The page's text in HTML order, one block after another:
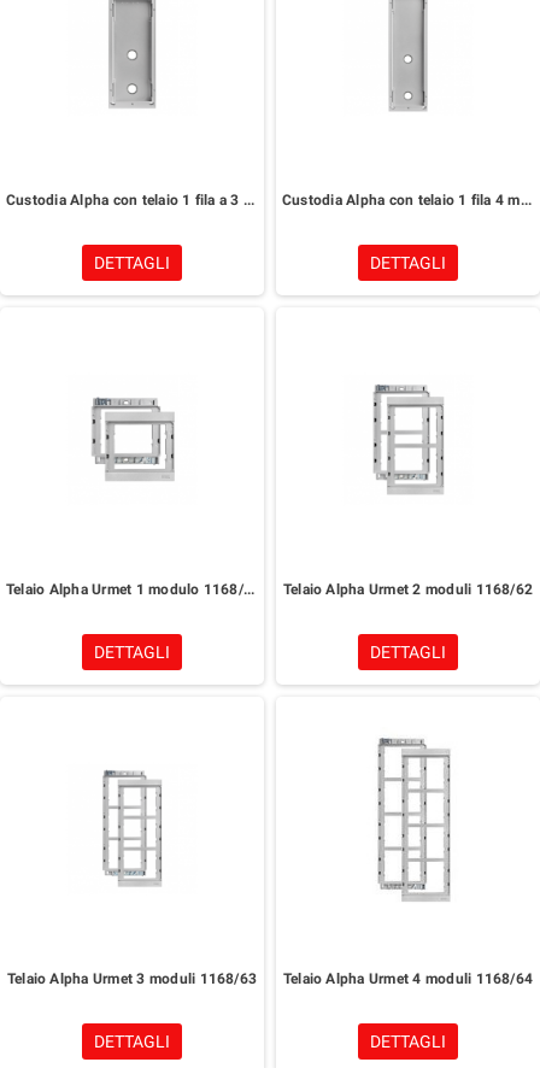
Custodia Alpha con telaio 1 fila a 3 moduli Urmet 1168/313
DETTAGLI
Custodia Alpha con telaio 1 fila 4 moduli Urmet 1168/314
DETTAGLI
Telaio Alpha Urmet 1 modulo 1168/61
DETTAGLI
Telaio Alpha Urmet 2 moduli 1168/62
DETTAGLI
Telaio Alpha Urmet 3 moduli 1168/63
DETTAGLI
Telaio Alpha Urmet 4 moduli 1168/64
DETTAGLI